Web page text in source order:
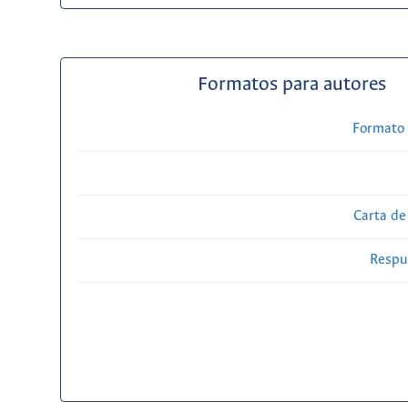
Formatos para autores
Carta